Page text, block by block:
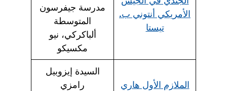
الأمريكي أنتوني ب.
تيستا
مدرسة جيفرسون
المتوسطة
ألباكركي، نيو
مكسيكو
الملازم الأول هاري
السيدة إيزوبيل
رامزي